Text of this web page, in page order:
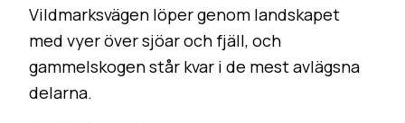
Vildmarksvägen löper genom landskapet
med vyer över sjöar och fjäll, och
gammelskogen står kvar i de mest avlägsna
delarna.